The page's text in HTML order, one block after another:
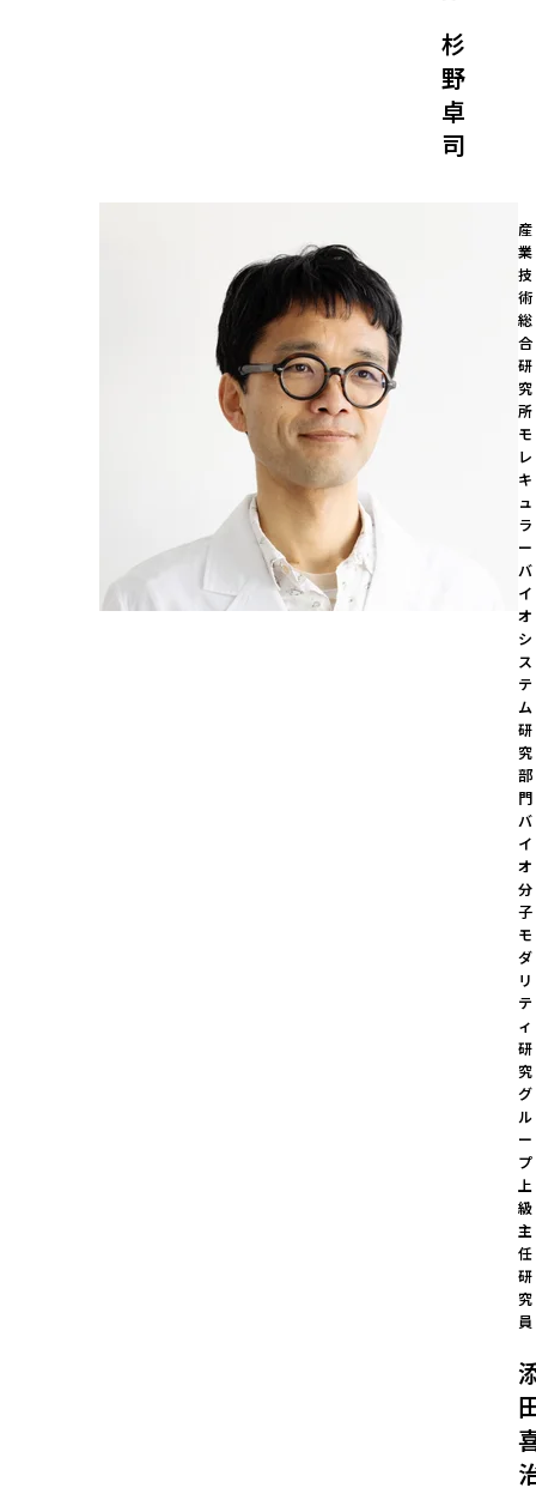
杉
野
卓
司
産
業
技
術
総
合
研
究
所
モ
レ
キ
ュ
ラ
ー
バ
イ
オ
シ
ス
テ
ム
研
究
部
門
バ
イ
オ
分
子
モ
ダ
リ
テ
ィ
研
究
グ
ル
ー
プ
上
級
主
任
研
究
員